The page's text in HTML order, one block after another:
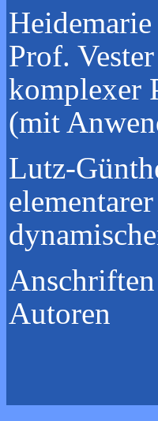
Prof.
komplexer
(mit
Lutz-